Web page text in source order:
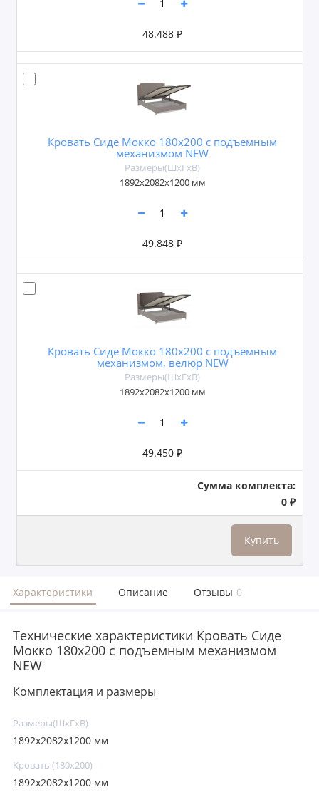
48.488 ₽
Кровать Сиде Мокко 180х200 с подъемным
механизмом NEW
Размеры(ШxГxВ)
1892х2082х1200 мм
49.848 ₽
Кровать Сиде Мокко 180х200 с подъемным
механизмом, велюр NEW
Размеры(ШxГxВ)
1892х2082х1200 мм
49.450 ₽
Сумма комплекта:
0 ₽
Купить
Характеристики Описание Отзывы 0
Технические характеристики Кровать Сиде
Мокко 180х200 с подъемным механизмом
NEW
Комплектация и размеры
Размеры(ШxГxВ)
1892х2082х1200 мм
Кровать (180х200)
1892х2082х1200 мм